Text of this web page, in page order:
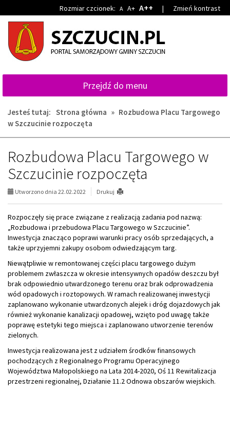
do
głównej
treści
do
wyszukiwarki
Rozmiar czcionek: A A+ A++ | Zmień kontrast
Przejdź do menu
Jesteś tutaj: Strona główna » Rozbudowa Placu Targowego
w Szczucinie rozpoczęta
Rozbudowa Placu Targowego w
Szczucinie rozpoczęta
Utworzono dnia 22.02.2022 Drukuj
Rozpoczęły się prace związane z realizacją zadania pod nazwą:
„Rozbudowa i przebudowa Placu Targowego w Szczucinie”.
Inwestycja znacząco poprawi warunki pracy osób sprzedających, a
także uprzyjemni zakupy osobom odwiedzającym targ.
Niewątpliwie w remontowanej części placu targowego dużym
problemem zwłaszcza w okresie intensywnych opadów deszczu był
brak odpowiednio utwardzonego terenu oraz brak odprowadzenia
wód opadowych i roztopowych. W ramach realizowanej inwestycji
zaplanowano wykonanie utwardzonych alejek i dróg dojazdowych jak
również wykonanie kanalizacji opadowej, wzięto pod uwagę także
poprawę estetyki tego miejsca i zaplanowano utworzenie terenów
zielonych.
Inwestycja realizowana jest z udziałem środków finansowych
pochodzących z Regionalnego Programu Operacyjnego
Województwa Małopolskiego na Lata 2014-2020, Oś 11 Rewitalizacja
przestrzeni regionalnej, Działanie 11.2 Odnowa obszarów wiejskich.